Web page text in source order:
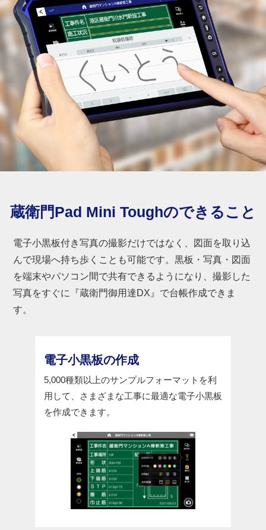
蔵衛門Pad Mini Toughのできること
電子小黒板付き写真の撮影だけではなく、図面を取り込
んで現場へ持ち歩くことも可能です。黒板・写真・図面
を端末やパソコン間で共有できるようになり、撮影した
写真をすぐに『蔵衛門御用達DX』で台帳作成できま
す。
電子小黒板の作成
5,000種類以上のサンプルフォーマットを利
用して、さまざまな工事に最適な電子小黒板
を作成できます。